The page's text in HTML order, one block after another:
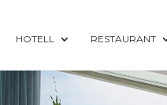
HOTELL RESTAURANT